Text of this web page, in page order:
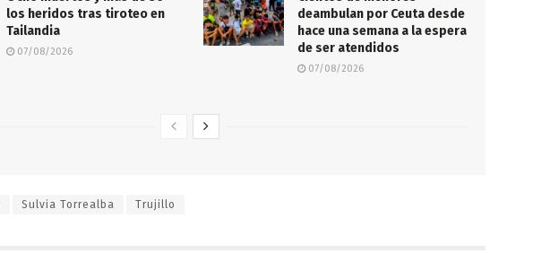
los heridos tras tiroteo en
Tailandia
07/08/2026
deambulan por Ceuta desde
hace una semana a la espera
de ser atendidos
07/08/2026
Sulvia Torrealba Trujillo